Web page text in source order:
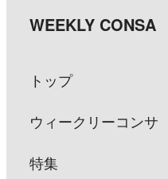
トップ
ウィークリーコンサ
特集